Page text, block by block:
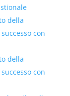
della
con
della
con